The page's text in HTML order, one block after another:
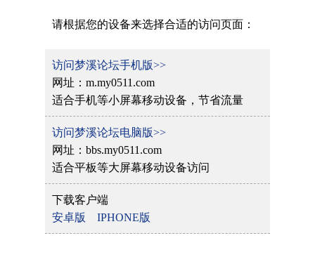
请根据您的设备来选择合适的访问页面：
访问梦溪论坛手机版>>
网址：m.my0511.com
适合手机等小屏幕移动设备，节省流量
访问梦溪论坛电脑版>>
网址：bbs.my0511.com
适合平板等大屏幕移动设备访问
下载客户端
安卓版
IPHONE版